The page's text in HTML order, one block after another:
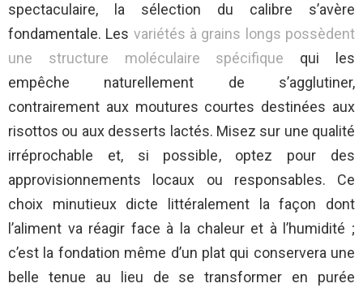
spectaculaire, la sélection du calibre s’avère
fondamentale. Les variétés à grains longs possèdent
une structure moléculaire spécifique qui les
empêche naturellement de s’agglutiner,
contrairement aux moutures courtes destinées aux
risottos ou aux desserts lactés. Misez sur une qualité
irréprochable et, si possible, optez pour des
approvisionnements locaux ou responsables. Ce
choix minutieux dicte littéralement la façon dont
l’aliment va réagir face à la chaleur et à l’humidité ;
c’est la fondation même d’un plat qui conservera une
belle tenue au lieu de se transformer en purée